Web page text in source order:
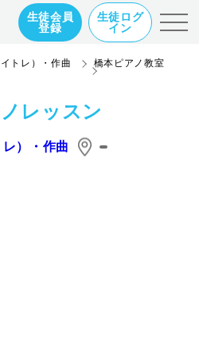
生徒会員
登録
生徒ログ
イン
トレ）・作曲
橋本ピアノ教室
レッスン
）・作曲